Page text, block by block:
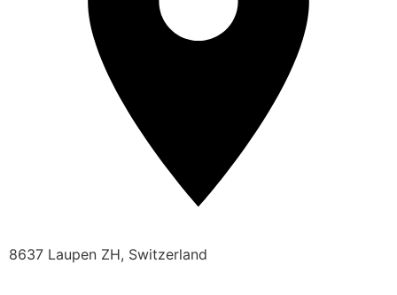
8637 Laupen ZH, Switzerland